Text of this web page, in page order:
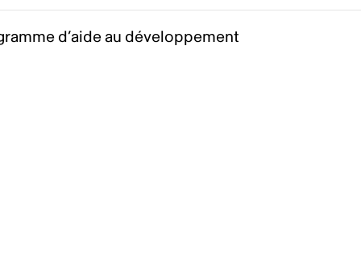
d’aide au développement